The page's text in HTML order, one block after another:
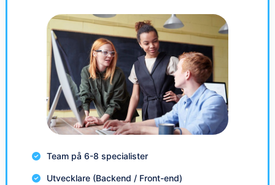
Team på 6-8 specialister
Utvecklare (Backend / Front-end)